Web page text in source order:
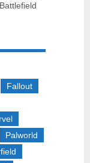
Fallout
Palworld